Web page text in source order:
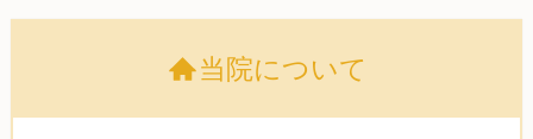
当院について